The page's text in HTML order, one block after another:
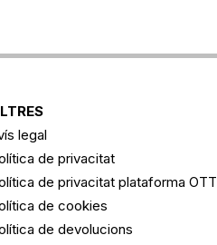
legal
de privacitat
de privacitat plataforma OTT
de cookies
de devolucions